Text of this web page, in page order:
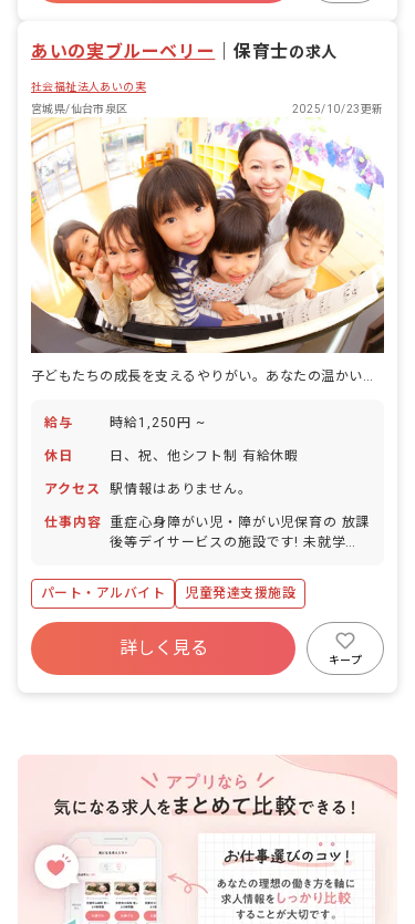
あいの実ブルーベリー ｜保育士の求人
社会福祉法人あいの実
宮城県/仙台市泉区
2025/10/23更新
給与 時給1,250円 ~
休日 日、祝、他シフト制 有給休暇
アクセス 駅情報はありません。
仕事内容
重症心身障がい児・障がい児保育の 放課
後等デイサービスの施設です! 未就学
ただきます。
パート・アルバイト 児童発達支援施設
詳しく見る
キープ